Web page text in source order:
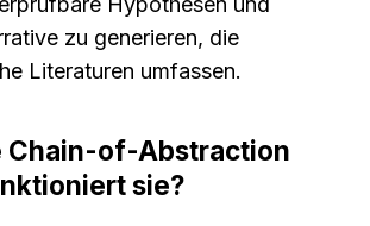
zu generieren, die
Literaturen umfassen.
Chain-of-Abstraction
sie?